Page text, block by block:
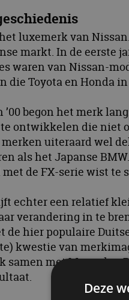
luxemerk van
markt. In de eerste
waren van Nissan-
die Toyota en Honda
’00 begon het merk
ontwikkelen die niet
uiteraard wel
als het Japanse
de FX-serie wist te
echter een relatief
verandering in te
de hier populaire
kwestie van
samen met Mercedes-
Deze